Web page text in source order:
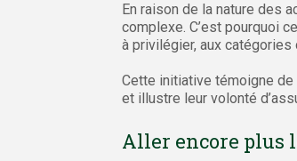
En raison de la nature des
complexe. C’est pourquoi
à privilégier, aux
Cette initiative témoigne de
et illustre leur volonté
Aller encore plus